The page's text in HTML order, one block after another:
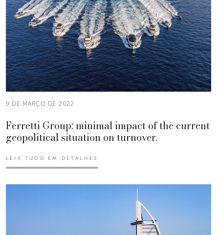
9 DE MARÇO DE 2022
Ferretti Group: minimal impact of the current
geopolitical situation on turnover.
LEIA TUDO EM DETALHES